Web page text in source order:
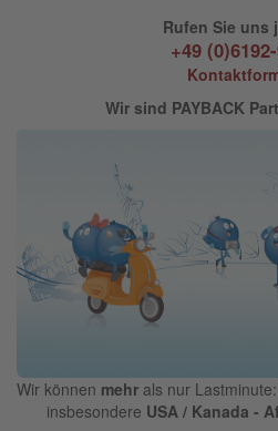
Rufen Sie uns
+49
Wir sind PAYBACK
Wir können mehr als nur
insbesondere USA / Kanada -